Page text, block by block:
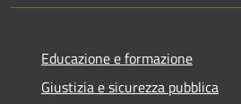
Educazione e formazione
Giustizia e sicurezza pubblica